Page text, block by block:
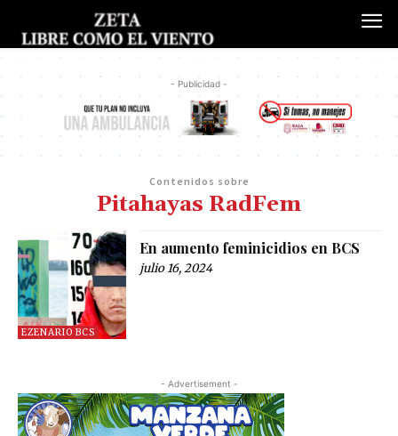
- Publicidad -
Contenidos sobre
Pitahayas RadFem
EZENARIO BCS
En aumento feminicidios en BCS
julio 16, 2024
- Advertisement -